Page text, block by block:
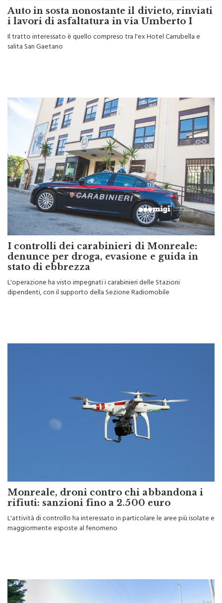
Auto in sosta nonostante il divieto, rinviati
i lavori di asfaltatura in via Umberto I
Il tratto interessato è quello compreso tra l'ex Hotel Carrubella e
I controlli dei carabinieri di Monreale:
denunce per droga, evasione e guida in
stato di ebbrezza
L'operazione ha visto impegnati i carabinieri delle Stazioni
Monreale, droni contro chi abbandona i
rifiuti: sanzioni fino a 2.500 euro
L'attività di controllo ha interessato in particolare le aree più isolate e